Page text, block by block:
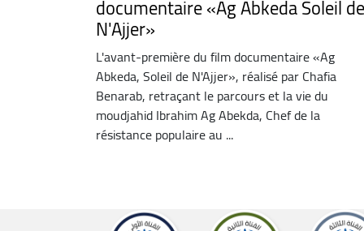
documentaire «Ag Abkeda Soleil de
N'Ajjer»
L'avant-première du film documentaire «Ag
Abkeda, Soleil de N'Ajjer», réalisé par Chafia
Benarab, retraçant le parcours et la vie du
moudjahid Ibrahim Ag Abekda, Chef de la
résistance populaire au ...